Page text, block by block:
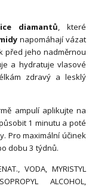
diamantů, které
napomáhají vázat
před jeho nadměrnou
a hydratuje vlasové
zdravý a lesklý
ampulí aplikujte na
1 minutu a poté
Pro maximální účinek
dobu 3 týdnů.
VODA, MYRISTYL
ALCOHOL,